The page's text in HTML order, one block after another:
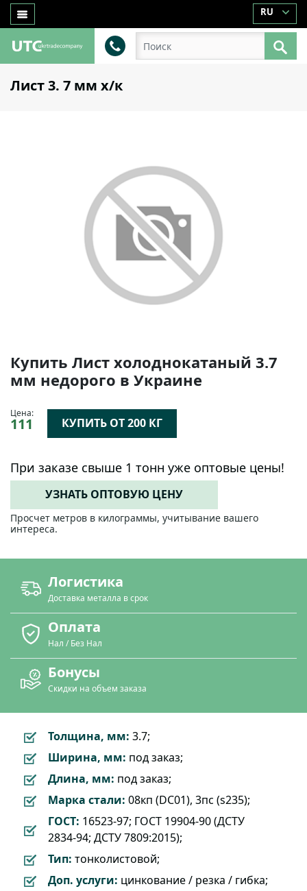
RU
Лист 3. 7 мм x/к
Купить Лист холоднокатаный 3.7
мм недорого в Украине
Цена:
111 КУПИТЬ ОТ 200 КГ
При заказе свыше 1 тонн уже оптовые цены!
УЗНАТЬ ОПТОВУЮ ЦЕНУ
Просчет метров в килограммы, учитывание вашего
интереса.
Логистика
Доставка металла в срок
Оплата
Нал / Без Нал
Бонусы
Скидки на объем заказа
Толщина, мм: 3.7;
Ширина, мм: под заказ;
Длина, мм: под заказ;
Марка стали: 08кп (DC01), 3пс (s235);
ГОСТ: 16523-97; ГОСТ 19904-90 (ДСТУ
2834-94; ДСТУ 7809:2015);
Тип: тонколистовой;
Доп. услуги: цинкование / резка / гибка;